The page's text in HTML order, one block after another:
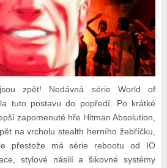
zpět! Nedávná série World of
tuto postavu do popředí. Po krátké
zapomenuté hře Hitman Absolution,
na vrcholu stealth herního žebříčku,
přestože má série rebootu od IO
stylové násilí a šikovné systémy